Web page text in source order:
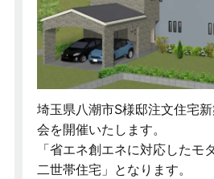
埼玉県八潮市S様邸注文住宅
会を開催いたします。
「省エネ創エネに対応したモ
二世帯住宅」となります。